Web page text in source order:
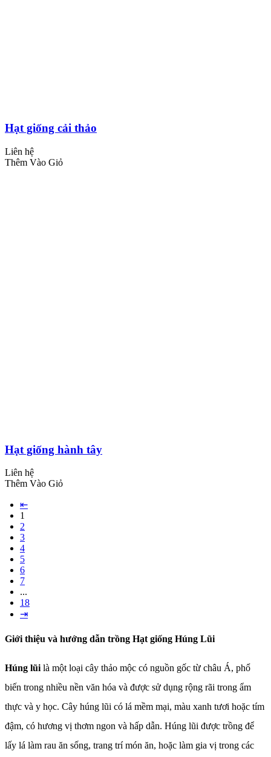
Hạt giống cải thảo
Liên hệ
Thêm Vào Giỏ
Hạt giống hành tây
Liên hệ
Thêm Vào Giỏ
⇤
1
2
3
4
5
6
7
...
18
⇥
Giới thiệu và hướng dẫn trồng Hạt giống Húng Lũi
Húng lũi là một loại cây thảo mộc có nguồn gốc từ châu Á, phổ
biến trong nhiều nền văn hóa và được sử dụng rộng rãi trong ẩm
thực và y học. Cây húng lũi có lá mềm mại, màu xanh tươi hoặc tím
đậm, có hương vị thơm ngon và hấp dẫn. Húng lũi được trồng để
lấy lá làm rau ăn sống, trang trí món ăn, hoặc làm gia vị trong các